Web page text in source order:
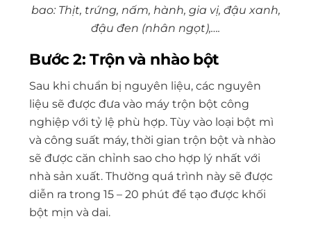
bao: Thịt, trứng, nấm, hành, gia vị, đậu xanh,
đậu đen (nhân ngọt),….
Bước 2: Trộn và nhào bột
Sau khi chuẩn bị nguyên liệu, các nguyên
liệu sẽ được đưa vào máy trộn bột công
nghiệp với tỷ lệ phù hợp. Tùy vào loại bột mì
và công suất máy, thời gian trộn bột và nhào
sẽ được căn chỉnh sao cho hợp lý nhất với
nhà sản xuất. Thường quá trình này sẽ được
diễn ra trong 15 – 20 phút để tạo được khối
bột mịn và dai.